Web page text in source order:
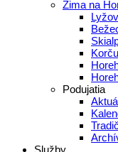
Zima na
Podujatia
Služby